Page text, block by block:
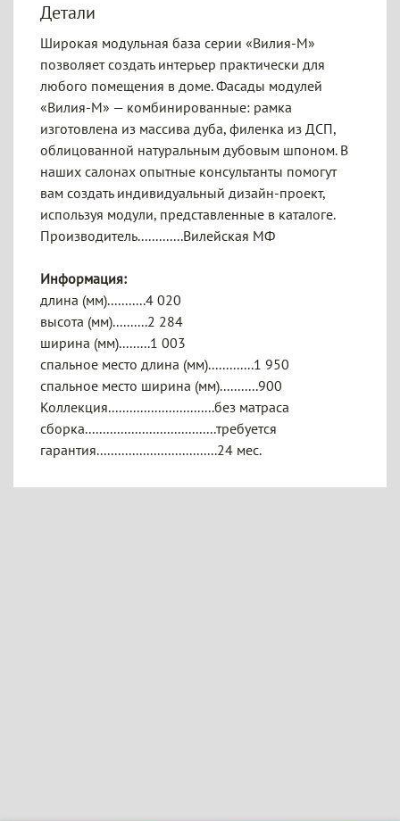
Детали
Широкая модульная база серии «Вилия-М»
позволяет создать интерьер практически для
любого помещения в доме. Фасады модулей
«Вилия-М» — комбинированные: рамка
изготовлена из массива дуба, филенка из ДСП,
облицованной натуральным дубовым шпоном. В
наших салонах опытные консультанты помогут
вам создать индивидуальный дизайн-проект,
используя модули, представленные в каталоге.
Производитель.............Вилейская МФ
Информация:
длина (мм)...........4 020
высота (мм)..........2 284
ширина (мм).........1 003
спальное место длина (мм).............1 950
спальное место ширина (мм)...........900
Коллекция..............................без матраса
сборка.....................................требуется
гарантия..................................24 мес.